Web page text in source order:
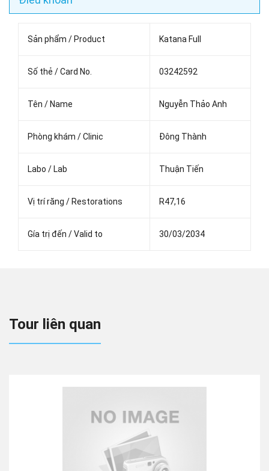
Sản phẩm / Product Katana Full
Số thẻ / Card No. 03242592
Tên / Name Nguyễn Thảo Anh
Phòng khám / Clinic Đông Thành
Labo / Lab Thuận Tiến
Vị trí răng / Restorations R47,16
Gía trị đến / Valid to 30/03/2034
Tour liên quan